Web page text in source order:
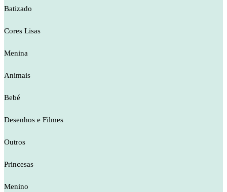
Batizado
Cores Lisas
Menina
Animais
Bebé
Desenhos e Filmes
Outros
Princesas
Menino